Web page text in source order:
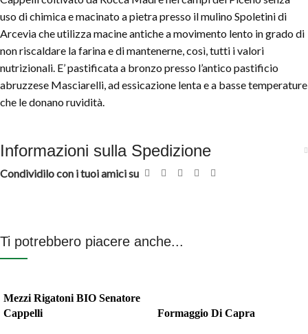
uso di chimica e macinato a pietra presso il mulino Spoletini di
Arcevia che utilizza macine antiche a movimento lento in grado di
non riscaldare la farina e di mantenerne, così, tutti i valori
nutrizionali. E’ pastificata a bronzo presso l’antico pastificio
abruzzese Masciarelli, ad essicazione lenta e a basse temperature
che le donano ruvidità.
Informazioni sulla Spedizione
Condividilo con i tuoi amici su
Ti potrebbero piacere anche...
Mezzi Rigatoni BIO Senatore
Cappelli
Formaggio Di Capra